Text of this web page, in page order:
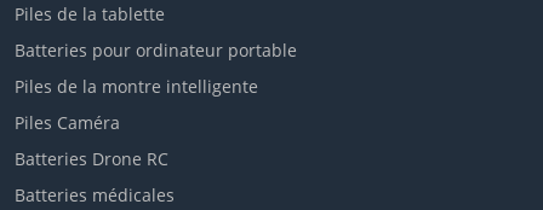
Piles de la tablette
Batteries pour ordinateur portable
Piles de la montre intelligente
Piles Caméra
Batteries Drone RC
Batteries médicales